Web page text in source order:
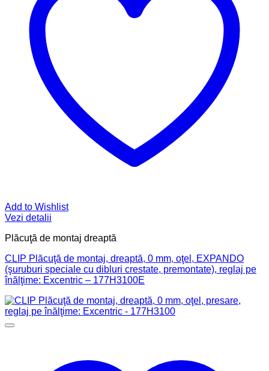
Add to Wishlist
Vezi detalii
Plăcuţă de montaj dreaptă
CLIP Plăcuţă de montaj, dreaptă, 0 mm, oţel, EXPANDO
(şuruburi speciale cu dibluri crestate, premontate), reglaj pe
înălţime: Excentric – 177H3100E